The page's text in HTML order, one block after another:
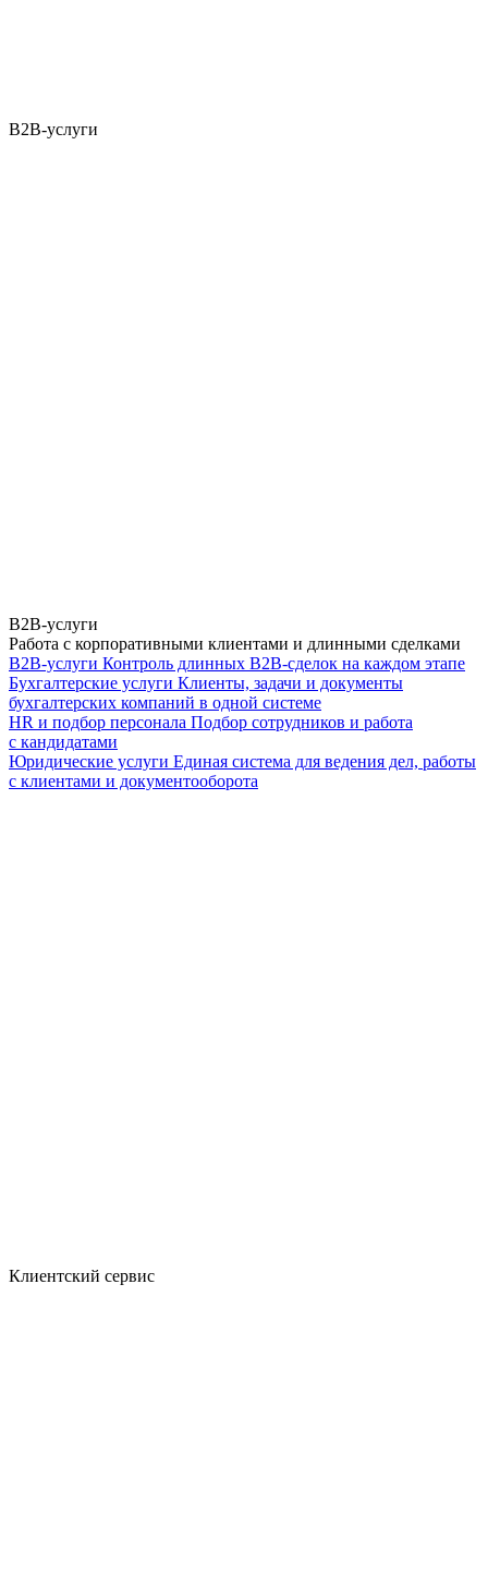
B2B-услуги
B2B-услуги
Работа с корпоративными клиентами и длинными сделками
B2B-услуги Контроль длинных B2B-сделок на каждом этапе
Бухгалтерские услуги Клиенты, задачи и документы
бухгалтерских компаний в одной системе
HR и подбор персонала Подбор сотрудников и работа
с кандидатами
Юридические услуги Единая система для ведения дел, работы
с клиентами и документооборота
Клиентский сервис